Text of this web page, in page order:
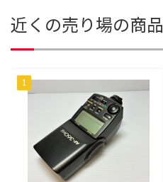
近くの売り場の商品